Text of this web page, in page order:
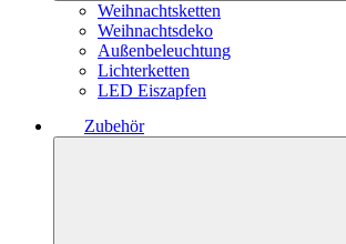
Weihnachtsketten
Weihnachtsdeko
Außenbeleuchtung
Lichterketten
LED Eiszapfen
Zubehör